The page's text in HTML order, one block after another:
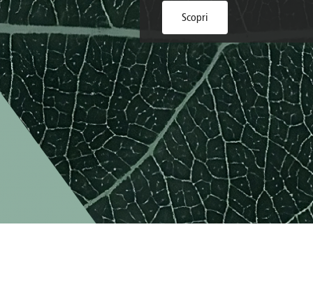
Bulgaria
Canada
Chile
China
Scopri